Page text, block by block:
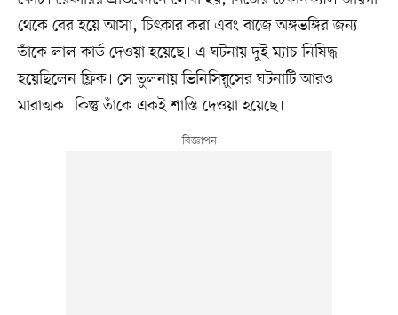
থেকে বের হয়ে আসা, চিৎকার করা এবং বাজে অঙ্গভঙ্গির জন্য
তাঁকে লাল কার্ড দেওয়া হয়েছে। এ ঘটনায় দুই ম্যাচ নিষিদ্ধ
হয়েছিলেন ফ্লিক। সে তুলনায় ভিনিসিয়ুসের ঘটনাটি আরও
মারাত্মক। কিন্তু তাঁকে একই শাস্তি দেওয়া হয়েছে।